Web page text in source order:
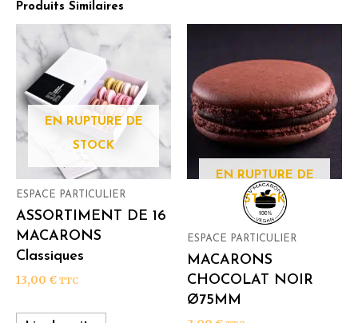
Produits Similaires
EN RUPTURE DE
STOCK
ESPACE PARTICULIER
ASSORTIMENT DE 16
MACARONS
Classiques
13,00 € TTC
EN RUPTURE DE
STOCK
ESPACE PARTICULIER
MACARONS
CHOCOLAT NOIR
Ø75MM